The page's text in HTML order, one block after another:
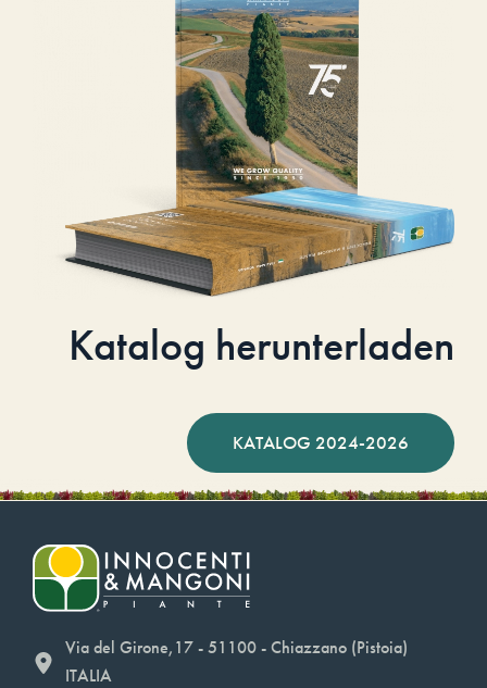
Katalog herunterladen
KATALOG 2024-2026
Via del Girone,17 - 51100 - Chiazzano (Pistoia)
ITALIA